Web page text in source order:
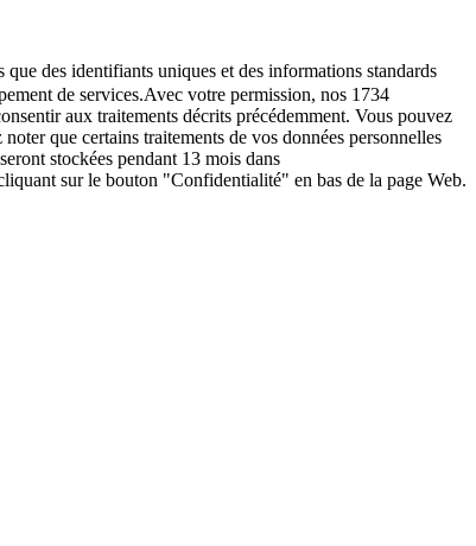
des identifiants uniques et des informations standards
de services.Avec votre permission, nos 1734
aux traitements décrits précédemment. Vous pouvez
que certains traitements de vos données personnelles
stockées pendant 13 mois dans
sur le bouton "Confidentialité" en bas de la page Web.